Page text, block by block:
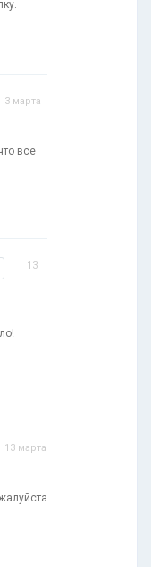
3 марта
все
13
13 марта